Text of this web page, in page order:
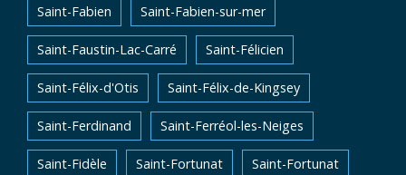
Saint-Fabien Saint-Fabien-sur-mer
Saint-Faustin-Lac-Carré Saint-Félicien
Saint-Félix-d'Otis Saint-Félix-de-Kingsey
Saint-Ferdinand Saint-Ferréol-les-Neiges
Saint-Fidèle Saint-Fortunat Saint-Fortunat